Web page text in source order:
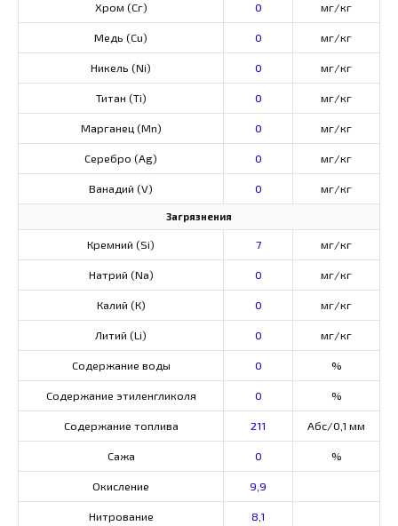
Хром (Сг) 0 мг/кг
Медь (Cu) 0 мг/кг
Никель (Ni) 0 мг/кг
Титан (Ti) 0 мг/кг
Марганец (Mn) 0 мг/кг
Серебро (Ag) 0 мг/кг
Ванадий (V) 0 мг/кг
Загрязнения
Кремний (Si) 7 мг/кг
Натрий (Na) 0 мг/кг
Калий (К) 0 мг/кг
Литий (Li) 0 мг/кг
Содержание воды 0 %
Содержание этиленгликоля 0 %
Содержание топлива 211 Абс/0,1 мм
Сажа 0 %
Окисление 9,9
Нитрование 8,1